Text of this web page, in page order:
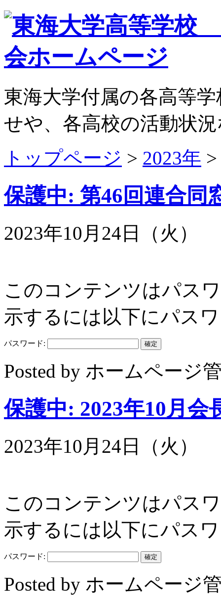
東海大学付属の各高等
せや、各高校の活動状
トップページ > 2023年
保護中: 第46回連合
2023年10月24日（火）
このコンテンツはパス
示するには以下にパス
パスワード:
Posted by ホームペー
保護中: 2023年10月会
2023年10月24日（火）
このコンテンツはパス
示するには以下にパス
パスワード:
Posted by ホームペー